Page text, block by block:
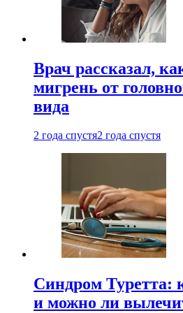
Врач рассказал,
мигрень от
вида
2 года спустя2 года спустя
Синдром Туретта:
и можно ли